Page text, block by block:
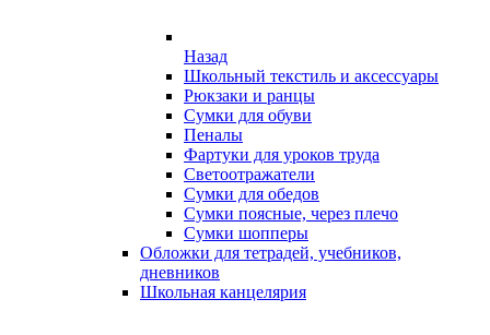
Назад
Школьный текстиль и аксессуары
Рюкзаки и ранцы
Сумки для обуви
Пеналы
Фартуки для уроков труда
Светоотражатели
Сумки для обедов
Сумки поясные, через плечо
Сумки шопперы
Обложки для тетрадей, учебников,
дневников
Школьная канцелярия